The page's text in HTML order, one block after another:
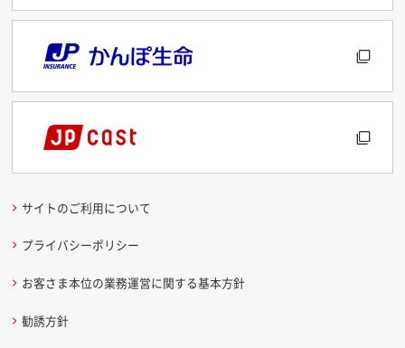
サイトのご利用について
プライバシーポリシー
お客さま本位の業務運営に関する基本方針
勧誘方針